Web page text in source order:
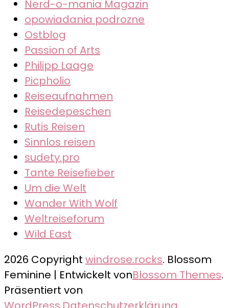
Nerd-o-mania Magazin
opowiadania podrozne
Ostblog
Passion of Arts
Philipp Laage
Picpholio
Reiseaufnahmen
Reisedepeschen
Rutis Reisen
Sinnlos reisen
sudety.pro
Tante Reisefieber
Um die Welt
Wander With Wolf
Weltreiseforum
Wild East
2026 Copyright windrose.rocks. Blossom
Feminine | Entwickelt vonBlossom Themes.
Präsentiert von